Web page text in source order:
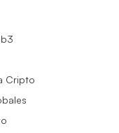
Cripto